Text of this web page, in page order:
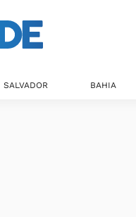
SALVADOR BAHIA